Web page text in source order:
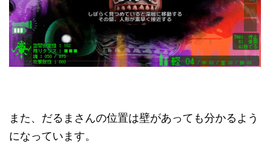
また、だるまさんの位置は壁があっても分かるよう
になっています。